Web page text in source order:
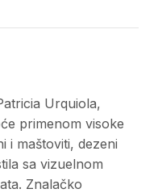
Urquiola,
primenom visoke
i maštoviti, dezeni
sa vizuelnom
Znalačko